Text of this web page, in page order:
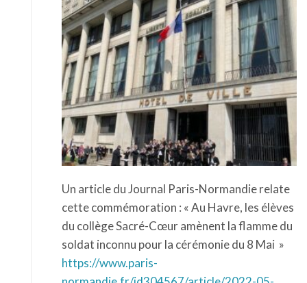
Un article du Journal Paris-Normandie relate
cette commémoration : « Au Havre, les élèves
du collège Sacré-Cœur amènent la flamme du
soldat inconnu pour la cérémonie du 8 Mai »
https://www.paris-